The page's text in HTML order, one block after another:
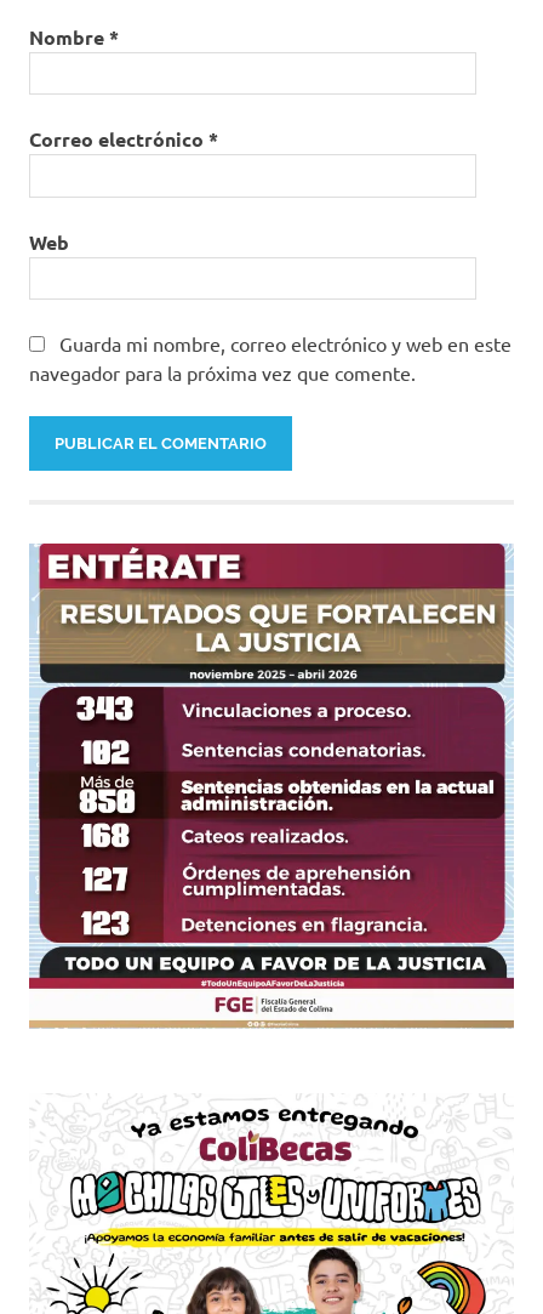
Nombre*
Correo electrónico *
Web
Guarda mi nombre, correo electrónico y web en este
navegador para la próxima vez que comente.